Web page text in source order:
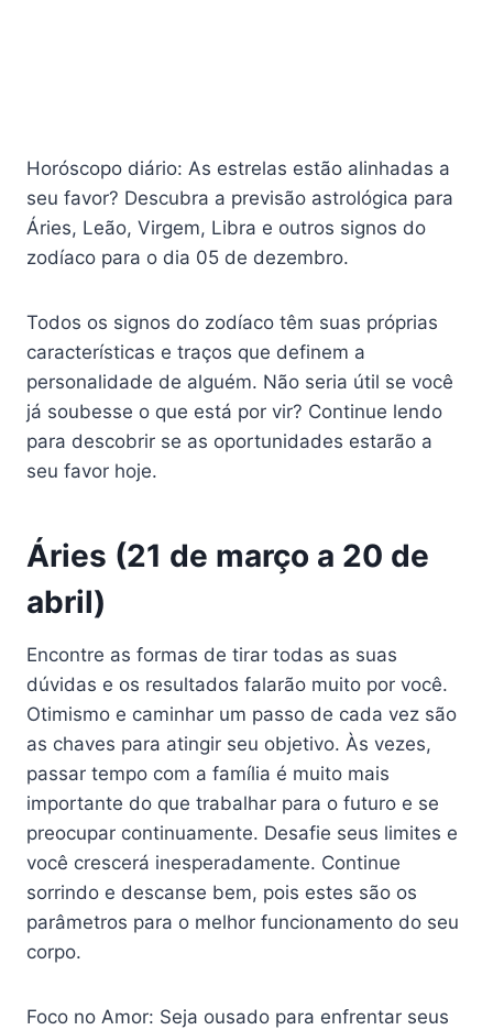
Horóscopo diário: As estrelas estão alinhadas a
seu favor? Descubra a previsão astrológica para
Áries, Leão, Virgem, Libra e outros signos do
zodíaco para o dia 05 de dezembro.
Todos os signos do zodíaco têm suas próprias
características e traços que definem a
personalidade de alguém. Não seria útil se você
já soubesse o que está por vir? Continue lendo
para descobrir se as oportunidades estarão a
seu favor hoje.
Áries (21 de março a 20 de
abril)
Encontre as formas de tirar todas as suas
dúvidas e os resultados falarão muito por você.
Otimismo e caminhar um passo de cada vez são
as chaves para atingir seu objetivo. Às vezes,
passar tempo com a família é muito mais
importante do que trabalhar para o futuro e se
preocupar continuamente. Desafie seus limites e
você crescerá inesperadamente. Continue
sorrindo e descanse bem, pois estes são os
parâmetros para o melhor funcionamento do seu
corpo.
Foco no Amor: Seja ousado para enfrentar seus